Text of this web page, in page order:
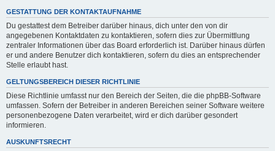
GESTATTUNG DER KONTAKTAUFNAHME
Du gestattest dem Betreiber darüber hinaus, dich unter den von dir
angegebenen Kontaktdaten zu kontaktieren, sofern dies zur Übermittlung
zentraler Informationen über das Board erforderlich ist. Darüber hinaus dürfen
er und andere Benutzer dich kontaktieren, sofern du dies an entsprechender
Stelle erlaubt hast.
GELTUNGSBEREICH DIESER RICHTLINIE
Diese Richtlinie umfasst nur den Bereich der Seiten, die die phpBB-Software
umfassen. Sofern der Betreiber in anderen Bereichen seiner Software weitere
personenbezogene Daten verarbeitet, wird er dich darüber gesondert
informieren.
AUSKUNFTSRECHT